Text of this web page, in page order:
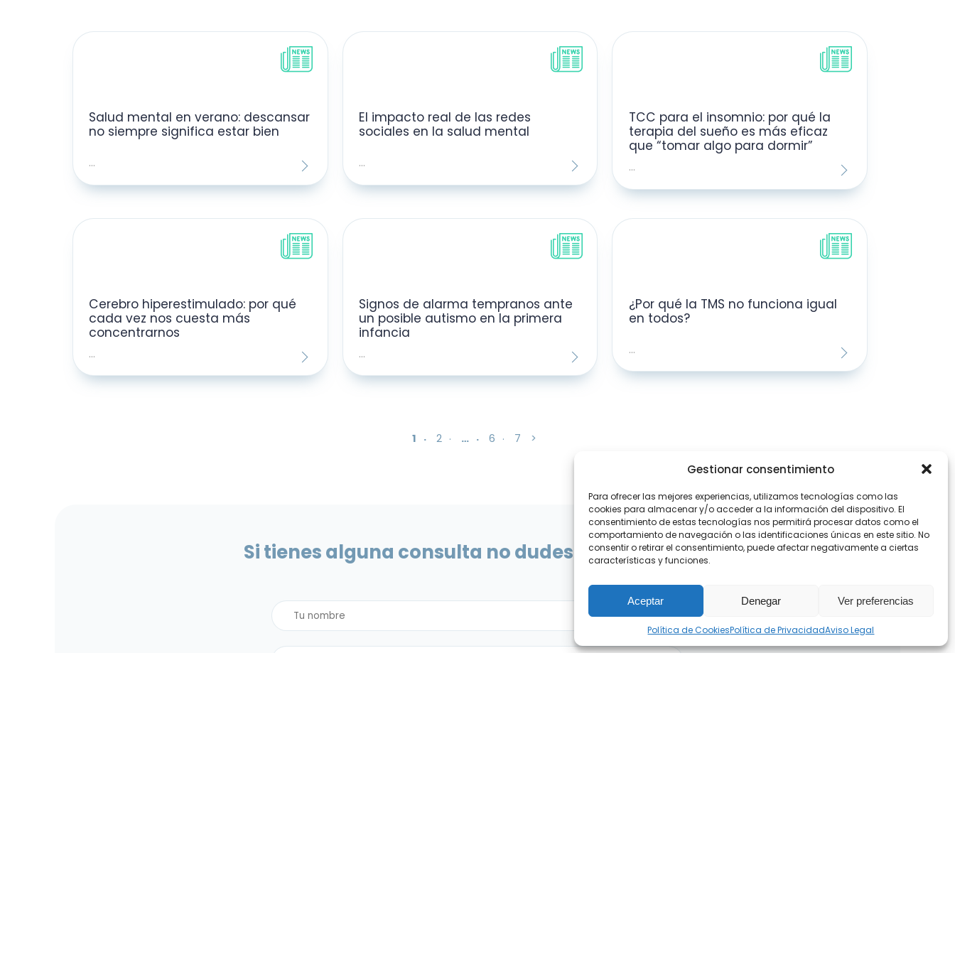
Gestionar consentimiento
Para ofrecer las mejores experiencias, utilizamos tecnologías como las
cookies para almacenar y/o acceder a la información del dispositivo. El
consentimiento de estas tecnologías nos permitirá procesar datos como el
comportamiento de navegación o las identificaciones únicas en este sitio. No
consentir o retirar el consentimiento, puede afectar negativamente a ciertas
características y funciones.
Aceptar Denegar Ver preferencias
Política de CookiesPolítica de PrivacidadAviso Legal
Salud mental en verano: descansar
no siempre significa estar bien
...
El impacto real de las redes
sociales en la salud mental
...
TCC para el insomnio: por qué la
terapia del sueño es más eficaz
que “tomar algo para dormir”
...
Cerebro hiperestimulado: por qué
cada vez nos cuesta más
concentrarnos
...
Signos de alarma tempranos ante
un posible autismo en la primera
infancia
...
¿Por qué la TMS no funciona igual
en todos?
...
1 2 … 6 7 >
Si tienes alguna consulta no dudes en escribirnos